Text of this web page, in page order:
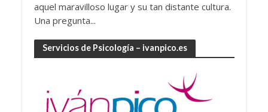
aquel maravilloso lugar y su tan distante cultura.
Una pregunta...
Servicios de Psicología – ivanpico.es